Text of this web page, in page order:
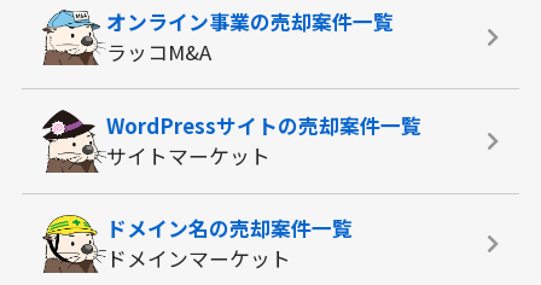
オンライン事業の売却案件一覧
ラッコM&A
WordPressサイトの売却案件一覧
サイトマーケット
ドメイン名の売却案件一覧
ドメインマーケット